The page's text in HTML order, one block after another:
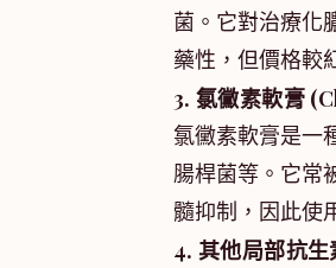
菌。它對治療化
藥性，但價格較
3. 氯黴素軟膏
氯黴素軟膏是一
腸桿菌等。它常
髓抑制，因此使
4. 其他局部抗生